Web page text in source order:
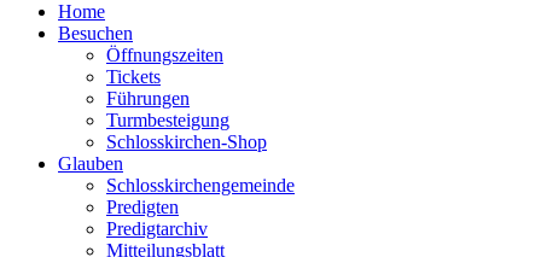
Home
Besuchen
Öffnungszeiten
Tickets
Führungen
Turmbesteigung
Schlosskirchen-Shop
Glauben
Schlosskirchengemeinde
Predigten
Predigtarchiv
Mitteilungsblatt